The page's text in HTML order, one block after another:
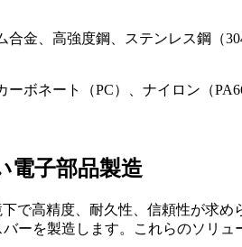
合金、高強度鋼、ステンレス鋼（
ーボネート（PC）、ナイロン（
電子部品製造
で高精度、耐久性、信頼性が求
ーを製造します。これらのソリ